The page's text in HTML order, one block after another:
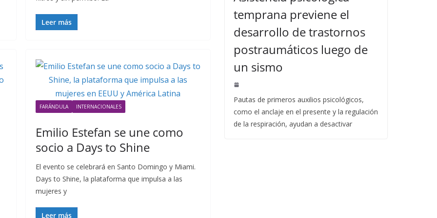
Leer más
FARÁNDULA INTERNACIONALES
Emilio Estefan se une como
socio a Days to Shine
El evento se celebrará en Santo Domingo y Miami.
Days to Shine, la plataforma que impulsa a las
mujeres y
Leer más
temprana previene el
desarrollo de trastornos
postraumáticos luego de
un sismo
Pautas de primeros auxilios psicológicos,
como el anclaje en el presente y la regulación
de la respiración, ayudan a desactivar